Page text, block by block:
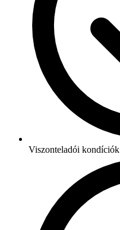
Viszonteladói kondíciók